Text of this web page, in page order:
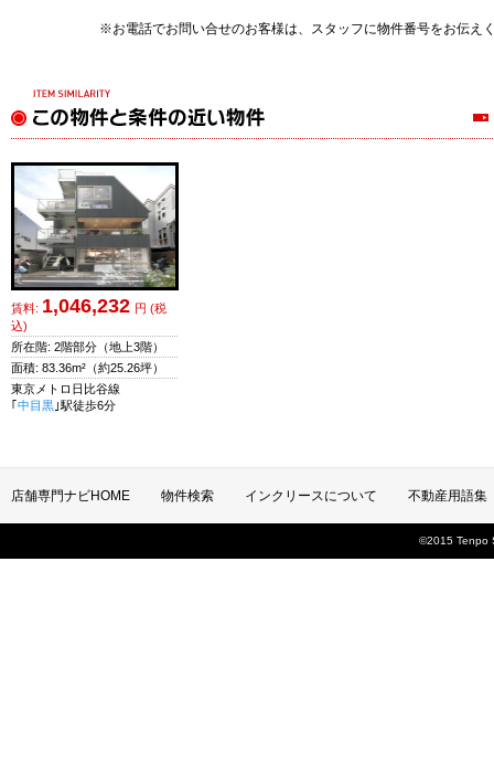
※お電話でお問い合せのお客様は、スタッフに物件番号をお伝え
賃料: 1,046,232 円 (税
込)
所在階: 2階部分 （地上3階）
面積: 83.36m² （約25.26坪）
東京メトロ日比谷線
｢中目黒 ｣駅徒歩6分
店舗専門ナビHOME 物件検索 インクリースについて 不動産用語集
©2015 Tenpo